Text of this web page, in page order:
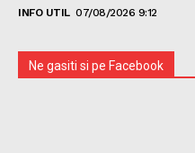
INFO UTIL 07/08/2026 9:12
Ne gasiti si pe Facebook